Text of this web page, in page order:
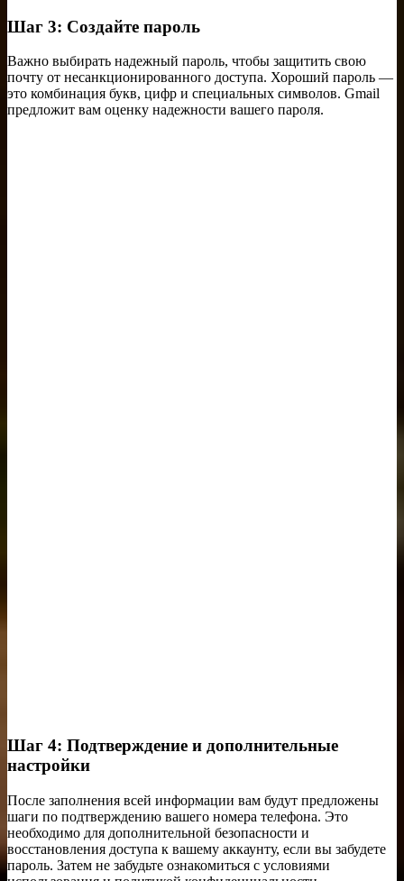
Шаг 3: Создайте пароль
Важно выбирать надежный пароль, чтобы защитить свою
почту от несанкционированного доступа. Хороший пароль —
это комбинация букв, цифр и специальных символов. Gmail
предложит вам оценку надежности вашего пароля.
Шаг 4: Подтверждение и дополнительные
настройки
После заполнения всей информации вам будут предложены
шаги по подтверждению вашего номера телефона. Это
необходимо для дополнительной безопасности и
восстановления доступа к вашему аккаунту, если вы забудете
пароль. Затем не забудьте ознакомиться с условиями